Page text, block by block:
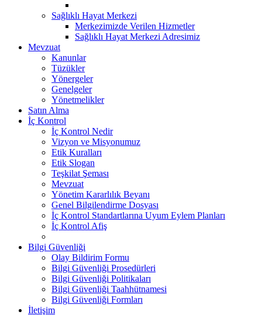
Sağlıklı Hayat Merkezi
Merkezimizde Verilen Hizmetler
Sağlıklı Hayat Merkezi Adresimiz
Mevzuat
Kanunlar
Tüzükler
Yönergeler
Genelgeler
Yönetmelikler
Satın Alma
İç Kontrol
İç Kontrol Nedir
Vizyon ve Misyonumuz
Etik Kuralları
Etik Slogan
Teşkilat Şeması
Mevzuat
Yönetim Kararlılık Beyanı
Genel Bilgilendirme Dosyası
İç Kontrol Standartlarına Uyum Eylem Planları
İç Kontrol Afiş
Bilgi Güvenliği
Olay Bildirim Formu
Bilgi Güvenliği Prosedürleri
Bilgi Güvenliği Politikaları
Bilgi Güvenliği Taahhütnamesi
Bilgi Güvenliği Formları
İletişim